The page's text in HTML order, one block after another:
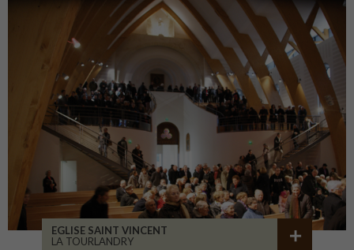
EGLISE SAINT VINCENT
LA TOURLANDRY